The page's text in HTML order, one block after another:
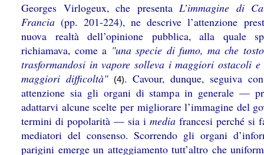
Georges Virlogeux, che presentaL’immagine di
Francia(pp. 201-224), ne descrive l’attenzione
nuova realtà dell’opinione pubblica, alla quale
richiamava, come a "una specie di fumo, ma che
trasformandosi in vapore solleva i maggiori ostacoli e
maggiori difficoltà"
(4). Cavour, dunque, seguiva
attenzione sia gli organi di stampa in generale —
adattarvi alcune scelte per migliorare l’immagine del
termini di popolarità — sia i media francesi perché si
mediatori del consenso. Scorrendo gli organi
parigini emerge un atteggiamento tutt’altro che